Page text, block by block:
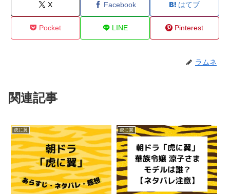
X Facebook はてブ
Pocket LINE Pinterest
ラムネ
関連記事
虎に翼 虎に翼